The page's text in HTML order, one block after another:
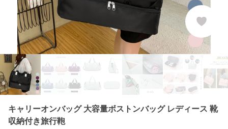
キャリーオンバッグ 大容量ボストンバッグ レディース 靴
収納付き旅行鞄